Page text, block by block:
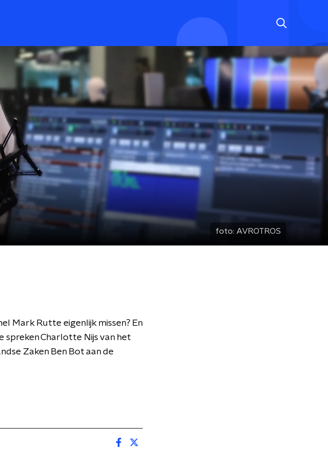
foto: AVROTROS
Mark Rutte eigenlijk missen? En
spreken Charlotte Nijs van het
Zaken Ben Bot aan de